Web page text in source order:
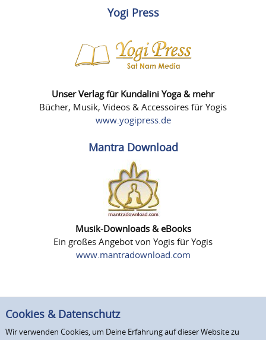
Yogi Press
Unser Verlag für Kundalini Yoga & mehr
Bücher, Musik, Videos & Accessoires für Yogis
www.yogipress.de
Mantra Download
Musik-Downloads & eBooks
Ein großes Angebot von Yogis für Yogis
www.mantradownload.com
Cookies & Datenschutz
Wir verwenden Cookies, um Deine Erfahrung auf dieser Website zu